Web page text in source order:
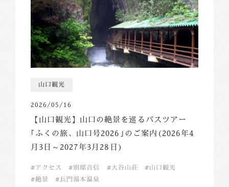
山口観光
2026/05/16
【山口観光】山口の絶景を巡るバスツアー
｢ふくの旅、山口号2026｣のご案内(2026年4
月3日～2027年3月28日)
アクセス 別邸音信 大谷山荘
山口観光
絶景
長門湯本温泉